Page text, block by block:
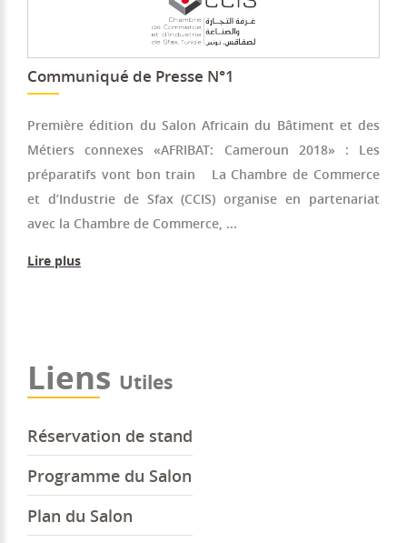
Communiqué de Presse N°1
Première édition du Salon Africain du Bâtiment et des
Métiers connexes «AFRIBAT: Cameroun 2018» : Les
préparatifs vont bon train La Chambre de Commerce
et d’Industrie de Sfax (CCIS) organise en partenariat
avec la Chambre de Commerce, ...
Lire plus
Liens Utiles
Réservation de stand
Programme du Salon
Plan du Salon